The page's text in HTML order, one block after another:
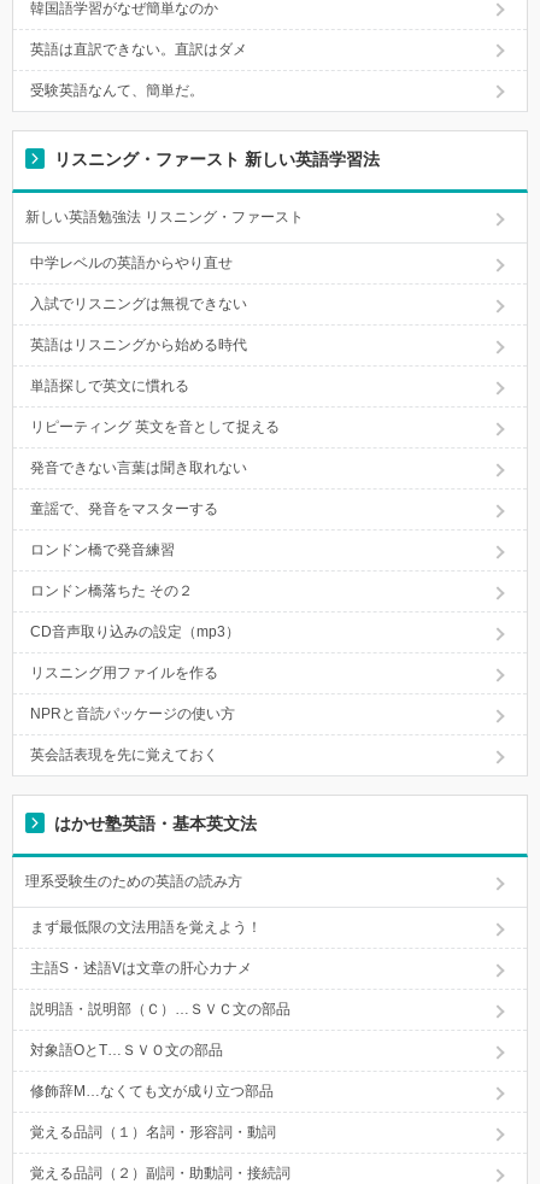
韓国語学習がなぜ簡単なのか
英語は直訳できない。直訳はダメ
受験英語なんて、簡単だ。
リスニング・ファースト 新しい英語学習法
新しい英語勉強法 リスニング・ファースト
中学レベルの英語からやり直せ
入試でリスニングは無視できない
英語はリスニングから始める時代
単語探しで英文に慣れる
リピーティング 英文を音として捉える
発音できない言葉は聞き取れない
童謡で、発音をマスターする
ロンドン橋で発音練習
ロンドン橋落ちた その２
CD音声取り込みの設定（mp3）
リスニング用ファイルを作る
NPRと音読パッケージの使い方
英会話表現を先に覚えておく
はかせ塾英語・基本英文法
理系受験生のための英語の読み方
まず最低限の文法用語を覚えよう！
主語S・述語Vは文章の肝心カナメ
説明語・説明部（Ｃ）…ＳＶＣ文の部品
対象語OとT…ＳＶＯ文の部品
修飾辞M…なくても文が成り立つ部品
覚える品詞（１）名詞・形容詞・動詞
覚える品詞（２）副詞・助動詞・接続詞